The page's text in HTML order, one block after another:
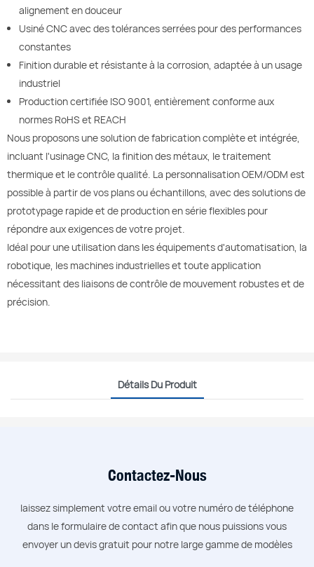
alignement en douceur
Usiné CNC avec des tolérances serrées pour des performances
constantes
Finition durable et résistante à la corrosion, adaptée à un usage
industriel
Production certifiée ISO 9001, entièrement conforme aux
normes RoHS et REACH
Nous proposons une solution de fabrication complète et intégrée,
incluant l'usinage CNC, la finition des métaux, le traitement
thermique et le contrôle qualité. La personnalisation OEM/ODM est
possible à partir de vos plans ou échantillons, avec des solutions de
prototypage rapide et de production en série flexibles pour
répondre aux exigences de votre projet.
Idéal pour une utilisation dans les équipements d'automatisation, la
robotique, les machines industrielles et toute application
nécessitant des liaisons de contrôle de mouvement robustes et de
précision.
Détails Du Produit
Contactez-Nous
laissez simplement votre email ou votre numéro de téléphone
dans le formulaire de contact afin que nous puissions vous
envoyer un devis gratuit pour notre large gamme de modèles